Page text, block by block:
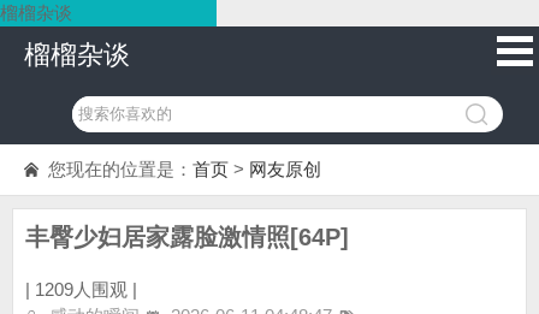
榴榴杂谈
榴榴杂谈
您现在的位置是： 首页 > 网友原创
丰臀少妇居家露脸激情照[64P]
| 1209人围观 |